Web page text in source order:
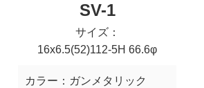
SV-1
サイズ：
16x6.5(52)112-5H 66.6φ
カラー： ガンメタリック